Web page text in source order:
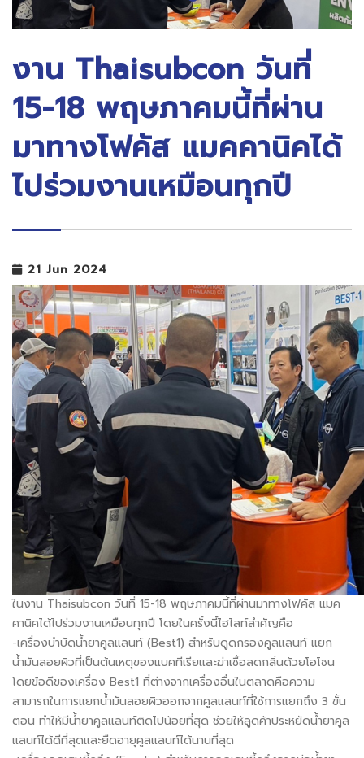
งาน Thaisubcon วันที่
15-18 พฤษภาคมนี้ที่ผ่าน
มาทางโฟคัส แมคคานิคได้
ไปร่วมงานเหมือนทุกปี
21 Jun 2024
ในงาน Thaisubcon วันที่ 15-18 พฤษภาคมนี้ที่ผ่านมาทางโฟคัส แมค
คานิคได้ไปร่วมงานเหมือนทุกปี โดยในครั้งนี้ไฮไลท์สำคัญคือ
-เครื่องบำบัดน้ำยาคูลแลนท์ (Best1) สำหรับดูดกรองคูลแลนท์ แยก
น้ำมันลอยผิวที่เป็นต้นเหตุของแบคทีเรียและฆ่าเชื้อลดกลิ่นด้วยโอโซน
โดยข้อดีของเครื่อง Best1 ที่ต่างจากเครื่องอื่นในตลาดคือความ
สามารถในการแยกน้ำมันลอยผิวออกจากคูลแลนท์ที่ใช้การแยกถึง 3 ขั้น
ตอน ทำให้มีน้ำยาคูลแลนท์ติดไปน้อยที่สุด ช่วยให้ลูดค้าประหยัดน้ำยาคูล
แลนท์ได้ดีที่สุดและยืดอายุคูลแลนท์ได้นานที่สุด